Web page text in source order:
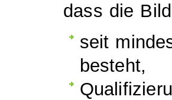
dass die
seit
besteht,